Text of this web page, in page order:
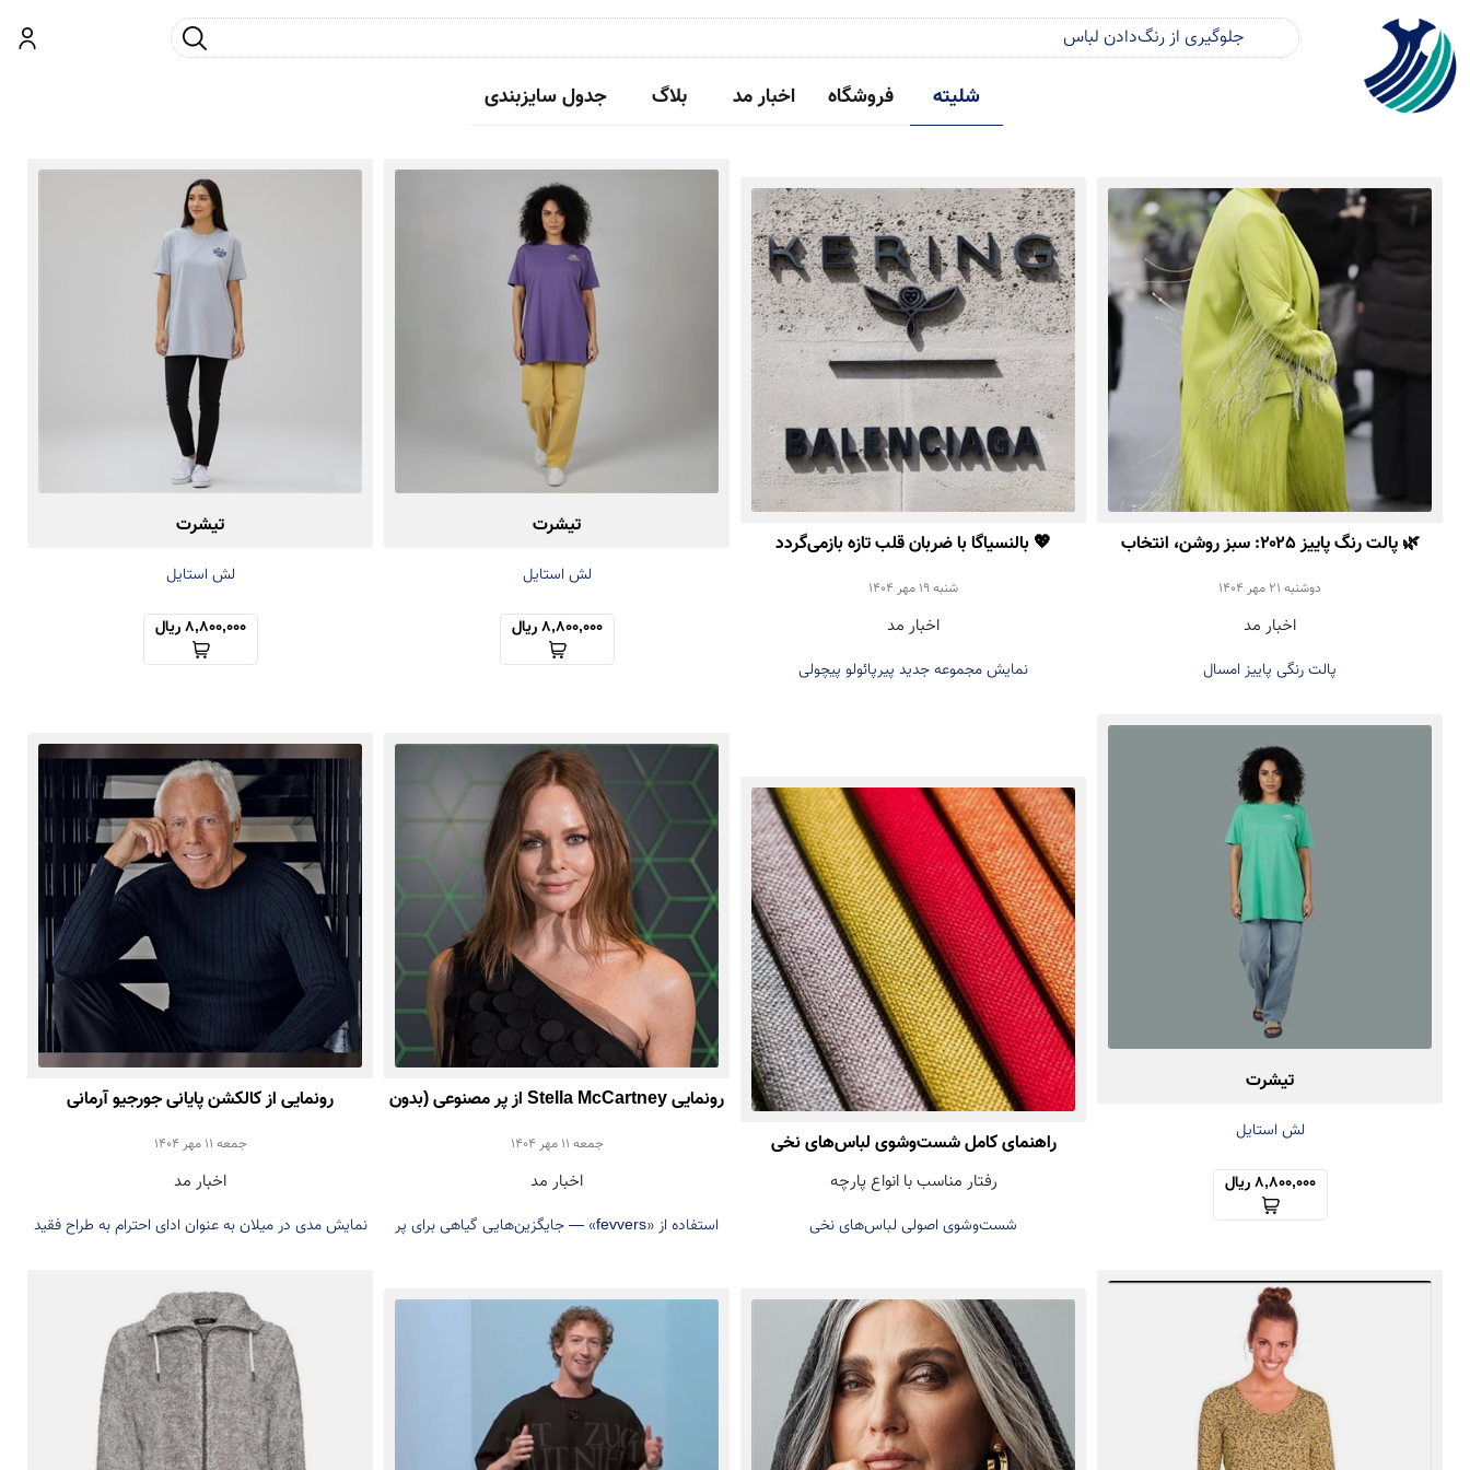
ورود جست و جو
شلیته فروشگاه اخبار مد بلاگ جدول سایزبندی
🌿 پالت رنگ پاییز ۲۰۲۵: سبز روشن، انتخاب
خاص برای استایل شما
دوشنبه 21 مهر 1404
اخبار مد
پالت رنگی پاییز امسال
💖 بالنسیاگا با ضربان قلب تازه بازمی‌گردد
شنبه 19 مهر 1404
اخبار مد
نمایش مجموعه جدید پیرپائولو پیچولی
تیشرت
لش استایل
8,800,000 ریال
تیشرت
لش استایل
8,800,000 ریال
تیشرت
لش استایل
8,800,000 ریال
راهنمای کامل شست‌وشوی لباس‌های نخی
رفتار مناسب با انواع پارچه
شست‌وشوی اصولی لباس‌های نخی
رونمایی Stella McCartney از پر مصنوعی (بدون
استفاده از پر حیوانی)
جمعه 11 مهر 1404
اخبار مد
استفاده از «fevvers» — جایگزین‌هایی گیاهی برای پر
رونمایی از کالکشن پایانی جورجیو آرمانی
جمعه 11 مهر 1404
اخبار مد
نمایش مدی در میلان به عنوان ادای احترام به طراح فقید
Milan» نام داشت و شخصاً توسط آرمانی طراحی شده
بود، اولین و آخرین بیانیه او پس از درگذشتش است